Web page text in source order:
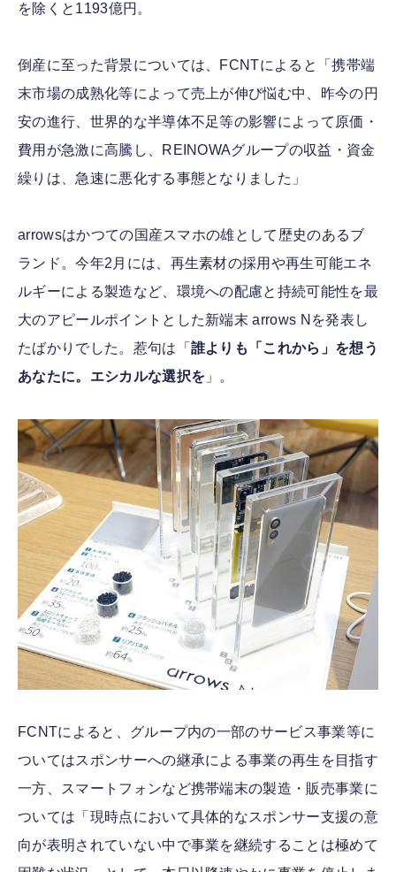
を除くと1193億円。
倒産に至った背景については、FCNTによると「携帯端
末市場の成熟化等によって売上が伸び悩む中、昨今の円
安の進行、世界的な半導体不足等の影響によって原価・
費用が急激に高騰し、REINOWAグループの収益・資金
繰りは、急速に悪化する事態となりました」
arrowsはかつての国産スマホの雄として歴史のあるブ
ランド。今年2月には、再生素材の採用や再生可能エネ
ルギーによる製造など、環境への配慮と持続可能性を最
大のアピールポイントとした新端末 arrows Nを発表し
たばかりでした。惹句は「 誰よりも「これから」を想う
あなたに。エシカルな選択を 」。
FCNTによると、グループ内の一部のサービス事業等に
ついてはスポンサーへの継承による事業の再生を目指す
一方、スマートフォンなど携帯端末の製造・販売事業に
ついては「現時点において具体的なスポンサー支援の意
向が表明されていない中で事業を継続することは極めて